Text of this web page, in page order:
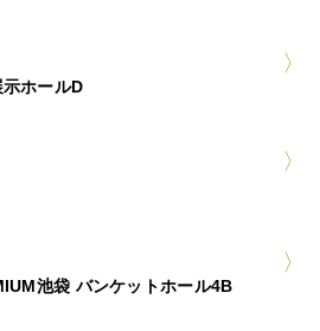
ホールD
池袋 バンケットホール4B